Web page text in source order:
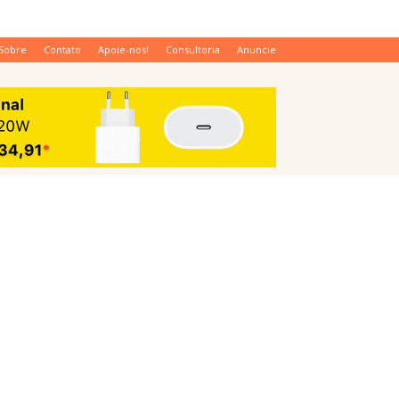
Sobre Contato Apoie-nos! Consultoria Anuncie